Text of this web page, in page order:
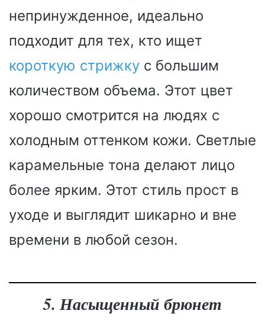
непринужденное, идеально
подходит для тех, кто ищет
короткую стрижку с большим
количеством объема. Этот цвет
хорошо смотрится на людях с
холодным оттенком кожи. Светлые
карамельные тона делают лицо
более ярким. Этот стиль прост в
уходе и выглядит шикарно и вне
времени в любой сезон.
5. Насыщенный брюнет